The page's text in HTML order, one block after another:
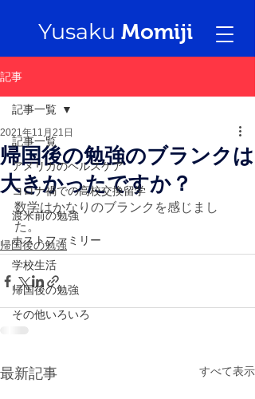
Yusaku Momiji
記事
記事一覧
アメリカのヘルスケア
コロナ禍での高校交換留学
渡米前の勉強
ホストファミリー
学校生活
帰国後の勉強
その他いろいろ
記事一覧
帰国後の勉強のブランクは
大きかったですか？
2021年11月21日
数学はかなりのブランクを感じまし
た。
帰国後の勉強
最新記事 すべて表示